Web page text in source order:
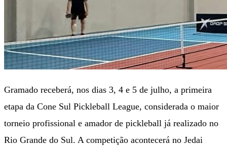
Gramado receberá, nos dias 3, 4 e 5 de julho, a primeira
etapa da Cone Sul Pickleball League, considerada o maior
torneio profissional e amador de pickleball já realizado no
Rio Grande do Sul. A competição acontecerá no Jedai